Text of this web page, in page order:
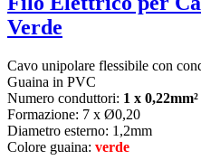
Verde
Cavo unipolare flessibile con
Guaina in PVC
Numero conduttori: 1 x 0,22mm²
Formazione: 7 x Ø0,20
Diametro esterno: 1,2mm
Colore guaina: verde